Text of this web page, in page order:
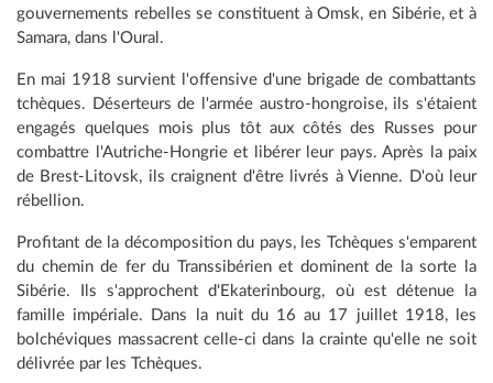
gouvernements rebelles se constituent à Omsk, en Sibérie, et à
Samara, dans l'Oural.
En mai 1918 survient l'offensive d'une brigade de combattants
tchèques. Déserteurs de l'armée austro-hongroise, ils s'étaient
engagés quelques mois plus tôt aux côtés des Russes pour
combattre l'Autriche-Hongrie et libérer leur pays. Après la paix
de Brest-Litovsk, ils craignent d'être livrés à Vienne. D'où leur
rébellion.
Profitant de la décomposition du pays, les Tchèques s'emparent
du chemin de fer du Transsibérien et dominent de la sorte la
Sibérie. Ils s'approchent d'Ekaterinbourg, où est détenue la
famille impériale. Dans la nuit du 16 au 17 juillet 1918, les
bolchéviques massacrent celle-ci dans la crainte qu'elle ne soit
délivrée par les Tchèques.